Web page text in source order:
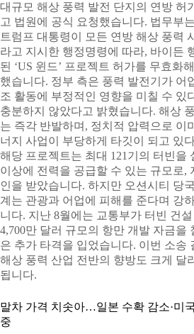
대규모 해상 풍력 발전 단지의 연방 허
고 법원에 공식 요청했습니다. 법무부
트럼프 대통령이 모든 연방 해상 풍력
라고 지시한 행정명령에 따라, 바이든
된 ‘US 윈드’ 프로젝트 허가를 무효화
했습니다. 정부 측은 풍력 발전기가 어
조 활동에 부정적인 영향을 미칠 수 있
충분하지 않았다고 밝혔습니다. 해상
는 즉각 반발하며, 정치적 압력으로 이
너지 사업이 부당하게 타깃이 되고 있
해당 프로젝트는 최대 121기의 터빈을
이상에 전력을 공급할 수 있는 규모로,
인을 받았습니다. 하지만 오션시티 당
계는 관광과 어업에 피해를 준다며 강
니다. 지난 8월에는 교통부가 터빈 건
4,700만 달러 규모의 항만 개발 자금을
은 추가 타격을 입었습니다. 이번 소송
해상 풍력 산업 전반의 향방도 크게 달
됩니다.
말차 가격 치솟아…일본 수확 감소·미
중